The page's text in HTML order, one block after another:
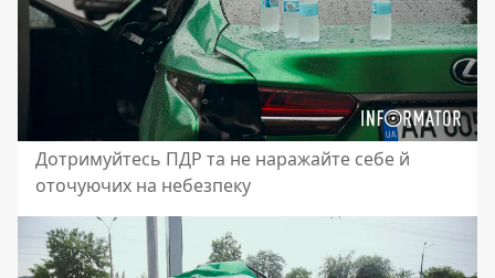
Дотримуйтесь ПДР та не наражайте себе й
оточуючих на небезпеку